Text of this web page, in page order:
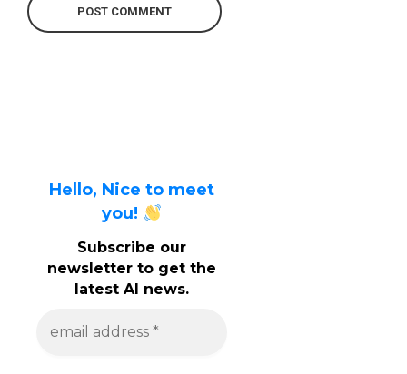
Hello, Nice to meet
you!
Subscribe our
newsletter to get the
latest AI news.